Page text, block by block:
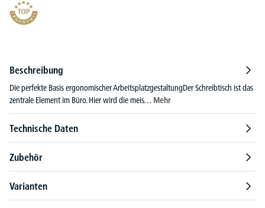
Beschreibung
Die perfekte Basis ergonomischer ArbeitsplatzgestaltungDer Schreibtisch ist das
zentrale Element im Büro. Hier wird die meis… Mehr
Technische Daten
Zubehör
Varianten